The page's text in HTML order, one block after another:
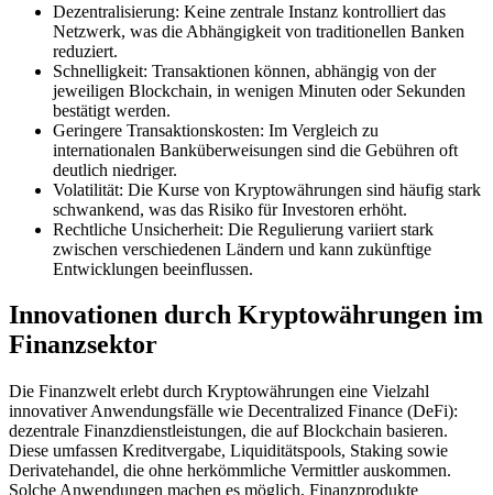
Dezentralisierung: Keine zentrale Instanz kontrolliert das
Netzwerk, was die Abhängigkeit von traditionellen Banken
reduziert.
Schnelligkeit: Transaktionen können, abhängig von der
jeweiligen Blockchain, in wenigen Minuten oder Sekunden
bestätigt werden.
Geringere Transaktionskosten: Im Vergleich zu
internationalen Banküberweisungen sind die Gebühren oft
deutlich niedriger.
Volatilität: Die Kurse von Kryptowährungen sind häufig stark
schwankend, was das Risiko für Investoren erhöht.
Rechtliche Unsicherheit: Die Regulierung variiert stark
zwischen verschiedenen Ländern und kann zukünftige
Entwicklungen beeinflussen.
Innovationen durch Kryptowährungen im
Finanzsektor
Die Finanzwelt erlebt durch Kryptowährungen eine Vielzahl
innovativer Anwendungsfälle wie Decentralized Finance (DeFi):
dezentrale Finanzdienstleistungen, die auf Blockchain basieren.
Diese umfassen Kreditvergabe, Liquiditätspools, Staking sowie
Derivatehandel, die ohne herkömmliche Vermittler auskommen.
Solche Anwendungen machen es möglich, Finanzprodukte